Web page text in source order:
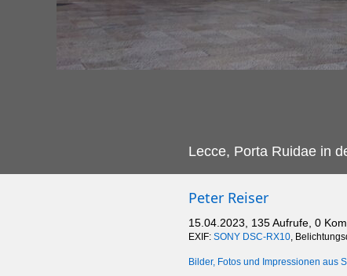
Lecce, Porta Ruidae in
Peter Reiser
15.04.2023, 135 Aufrufe, 0
EXIF: SONY DSC-RX10,
Bilder, Fotos und Impressionen aus